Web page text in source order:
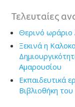
Τελευταίες
Θερινό ωράριο
Ξεκινά η
Αμαρουσίου
Εκπαιδευτικά
Βιβλιοθήκη